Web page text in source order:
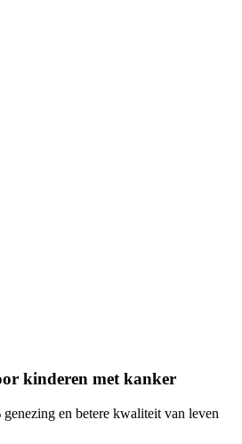
kinderen met kanker
en betere kwaliteit van leven